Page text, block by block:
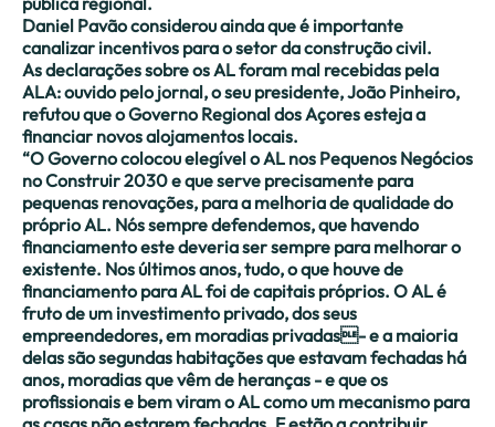
Daniel Pavão considerou ainda que é importante
canalizar incentivos para o setor da construção civil.
As declarações sobre os AL foram mal recebidas pela
ALA: ouvido pelo jornal, o seu presidente, João Pinheiro,
refutou que o Governo Regional dos Açores esteja a
financiar novos alojamentos locais.
“O Governo colocou elegível o AL nos Pequenos Negócios
no Construir 2030 e que serve precisamente para
pequenas renovações, para a melhoria de qualidade do
próprio AL. Nós sempre defendemos, que havendo
financiamento este deveria ser sempre para melhorar o
existente. Nos últimos anos, tudo, o que houve de
financiamento para AL foi de capitais próprios. O AL é
fruto de um investimento privado, dos seus
empreendedores, em moradias privadas- e a maioria
delas são segundas habitações que estavam fechadas há
anos, moradias que vêm de heranças - e que os
profissionais e bem viram o AL como um mecanismo para